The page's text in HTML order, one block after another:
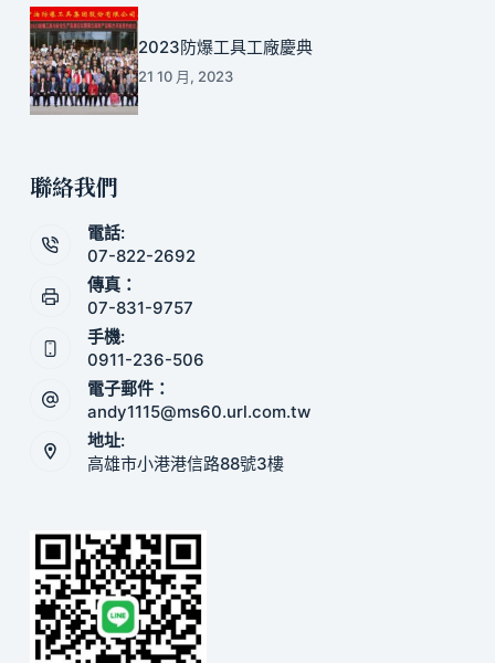
2023防爆工具工廠慶典
21 10 月, 2023
聯絡我們
電話:
07-822-2692
傳真：
07-831-9757
手機:
0911-236-506
電子郵件：
andy1115@ms60.url.com.tw
地址:
高雄市小港港信路88號3樓